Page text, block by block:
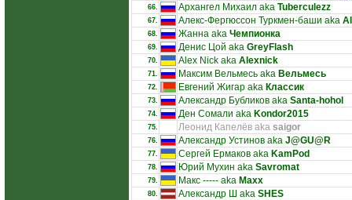
66. Архангел Михаил aka Tuberculezz
67. Алекс-Фергюссон Туркмен-баши aka
68. Жанна aka Чемпионка
69. Денис Цой aka GreyFlash
70. Alex Nick aka Alexnick
71. Максим Вельмесь aka Вельмесь
72. Евгений Жигар aka Классик
73. Александр Бубликов aka Santa-hohol
74. Ден Сомали aka Kondor2015
75. Леонид Капелёв aka saigor
76. Александр Устинов aka J@GU@R
77. Сергей Ермаков aka KamPod
78. Юрий Мухин aka Savromat
79. Макс ----- aka Maxx
80. Александр Ш aka SHES